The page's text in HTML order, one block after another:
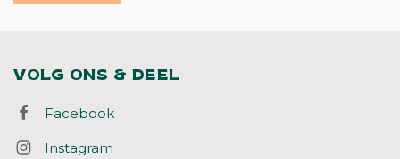
VOLG ONS & DEEL
Facebook
Instagram